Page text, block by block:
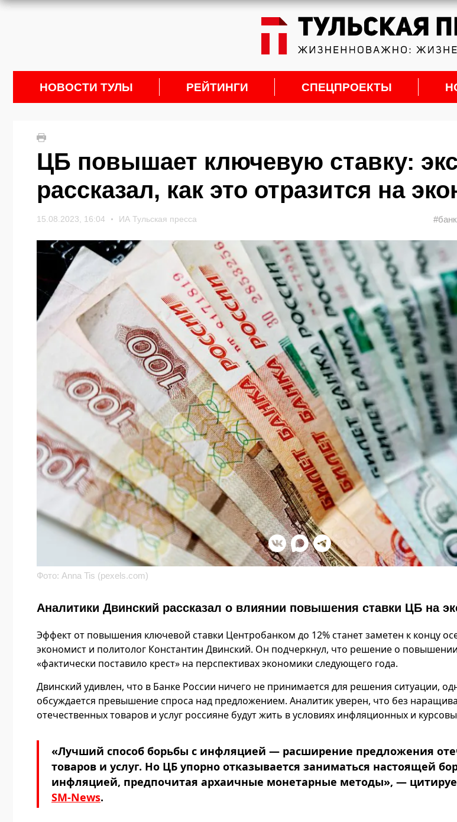
НОВОСТИ ТУЛЫ РЕЙТИНГИ СПЕЦПРОЕКТЫ
ЦБ повышает ключевую ставку:
рассказал, как это отразится на
15.08.2023, 16:04 ИА Тульская пресса
Фото: Anna Tis (pexels.com)
Аналитики Двинский рассказал о влиянии повышения ставки ЦБ на
Эффект от повышения ключевой ставки Центробанком до 12% станет заметен к концу
экономист и политолог Константин Двинский. Он подчеркнул, что решение о
«фактически поставило крест» на перспективах экономики следующего года.
Двинский удивлен, что в Банке России ничего не принимается для решения ситуации,
обсуждается превышение спроса над предложением. Аналитик уверен, что без
отечественных товаров и услуг россияне будут жить в условиях инфляционных и
«Лучший способ борьбы с инфляцией — расширение предложения
товаров и услуг. Но ЦБ упорно отказывается заниматься настоящей
инфляцией, предпочитая архаичные монетарные методы», —
SM-News.